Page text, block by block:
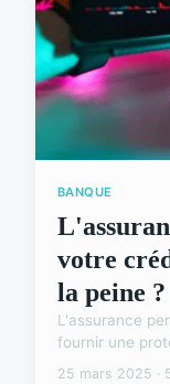
BANQUE
votre
la peine ?
L'assurance
fournir une
25 mars 2025 ·